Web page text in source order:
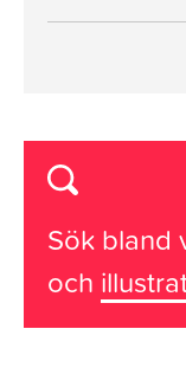
Sök bland
och